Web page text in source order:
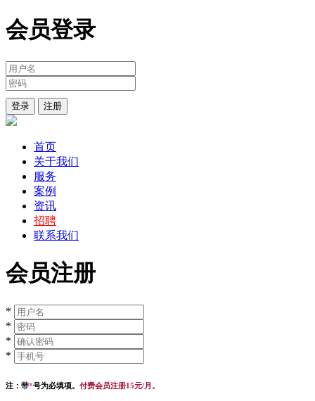
会员登录
登录 注册
首页
关于我们
服务
案例
资讯
招聘
联系我们
会员注册
*
*
*
*
注：带*号为必填项。 付费会员注册15元/月。